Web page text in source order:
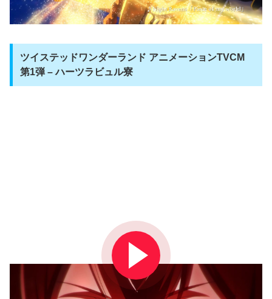
ツイステッドワンダーランド アニメーションTVCM
第1弾 – ハーツラビュル寮